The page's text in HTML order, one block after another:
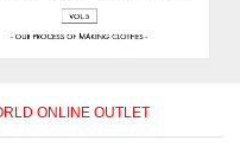
ONLINE OUTLET